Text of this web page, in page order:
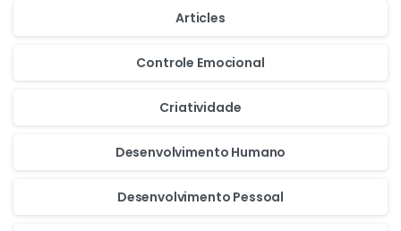
Articles
Controle Emocional
Criatividade
Desenvolvimento Humano
Desenvolvimento Pessoal